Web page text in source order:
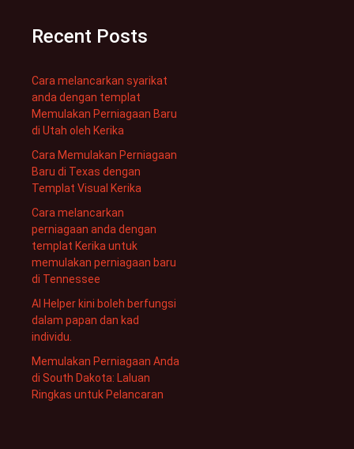
Recent Posts
Cara melancarkan syarikat
anda dengan templat
Memulakan Perniagaan Baru
di Utah oleh Kerika
Cara Memulakan Perniagaan
Baru di Texas dengan
Templat Visual Kerika
Cara melancarkan
perniagaan anda dengan
templat Kerika untuk
memulakan perniagaan baru
di Tennessee
AI Helper kini boleh berfungsi
dalam papan dan kad
individu.
Memulakan Perniagaan Anda
di South Dakota: Laluan
Ringkas untuk Pelancaran